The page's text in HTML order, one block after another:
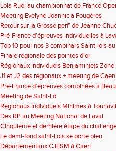
Lola Ruel au championnat de France
Meeting Evelyne Joannic à Fougères
Retour sur la Grosse perf’ de Jeanne
de l’Est Lyonnais
Pré-France d’épreuves individuelles à
Top 10 pour nos 3 combinars Saint-lois
d'EC à Aix-en-Provence
Finale régionale des pointes d'or
Régionaux individuels Benjamin(e)s
J1 et J2 des régionaux + meeting de Caen
Pré-France d’épreuves combinées à
Meeting de Saint-Lô
Régionaux Individuels Minimes à
Des RP au Meeting National de Laval
Cinquième et dernière étape du
Le demi-fond saint-Lois se porte bien
Départementaux CJESM à Caen